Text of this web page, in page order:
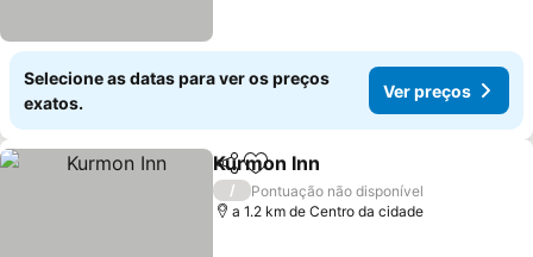
Selecione as datas para ver os preços
exatos.
Ver preços
PartilharAdicionar aos favoritos
Kurmon Inn
/
Pontuação não disponível
a 1.2 km de Centro da cidade